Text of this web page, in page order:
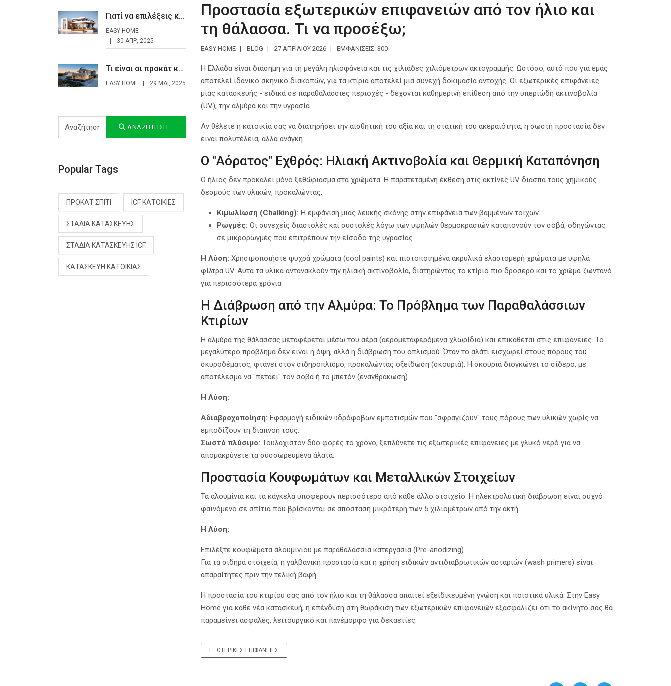
Προστασία εξωτερικών επιφανειών από τον ήλιο και
τη θάλασσα. Τι να προσέξω;
EASY HOME BLOG 27 ΑΠΡΙΛΊΟΥ 2026 ΕΜΦΑΝΊΣΕΙΣ: 300
Η Ελλάδα είναι διάσημη για τη μεγάλη ηλιοφάνεια και τις χιλιάδες χιλιόμετρων ακτογραμμής. Ωστόσο, αυτό που για εμάς
αποτελεί ιδανικό σκηνικό διακοπών, για τα κτίρια αποτελεί μια συνεχή δοκιμασία αντοχής. Οι εξωτερικές επιφάνειες
μιας κατασκευής - ειδικά σε παραθαλάσσιες περιοχές - δέχονται καθημερινή επίθεση από την υπεριώδη ακτινοβολία
(UV), την αλμύρα και την υγρασία.
Αν θέλετε η κατοικία σας να διατηρήσει την αισθητική του αξία και τη στατική του ακεραιότητα, η σωστή προστασία δεν
είναι πολυτέλεια, αλλά ανάγκη.
Ο "Αόρατος" Εχθρός: Ηλιακή Ακτινοβολία και Θερμική Καταπόνηση
Ο ήλιος δεν προκαλεί μόνο ξεθώριασμα στα χρώματα. Η παρατεταμένη έκθεση στις ακτίνες UV διασπά τους χημικούς
δεσμούς των υλικών, προκαλώντας:
Κιμωλίωση (Chalking): Η εμφάνιση μιας λευκής σκόνης στην επιφάνεια των βαμμένων τοίχων.
Ρωγμές: Οι συνεχείς διαστολές και συστολές λόγω των υψηλών θερμοκρασιών καταπονούν τον σοβά, οδηγώντας
σε μικρορωγμές που επιτρέπουν την είσοδο της υγρασίας.
Η Λύση: Χρησιμοποιήστε ψυχρά χρώματα (cool paints) και πιστοποιημένα ακρυλικά ελαστομερή χρώματα με υψηλά
φίλτρα UV. Αυτά τα υλικά αντανακλούν την ηλιακή ακτινοβολία, διατηρώντας το κτίριο πιο δροσερό και το χρώμα ζωντανό
για περισσότερα χρόνια.
Η Διάβρωση από την Αλμύρα: Το Πρόβλημα των Παραθαλάσσιων
Κτιρίων
Η αλμύρα της θάλασσας μεταφέρεται μέσω του αέρα (αερομεταφερόμενα χλωρίδια) και επικάθεται στις επιφάνειες. Το
μεγαλύτερο πρόβλημα δεν είναι η όψη, αλλά η διάβρωση του οπλισμού. Όταν το αλάτι εισχωρεί στους πόρους του
σκυροδέματος, φτάνει στον σιδηροπλισμό, προκαλώντας οξείδωση (σκουριά). Η σκουριά διογκώνει το σίδερο, με
αποτέλεσμα να "πετάει" τον σοβά ή το μπετόν (ενανθράκωση).
Η Λύση:
Αδιαβροχοποίηση: Εφαρμογή ειδικών υδρόφοβων εμποτισμών που "σφραγίζουν" τους πόρους των υλικών χωρίς να
εμποδίζουν τη διαπνοή τους.
Σωστό πλύσιμο: Τουλάχιστον δύο φορές το χρόνο, ξεπλύνετε τις εξωτερικές επιφάνειες με γλυκό νερό για να
απομακρύνετε τα συσσωρευμένα άλατα.
Προστασία Κουφωμάτων και Μεταλλικών Στοιχείων
Τα αλουμίνια και τα κάγκελα υποφέρουν περισσότερο από κάθε άλλο στοιχείο. Η ηλεκτρολυτική διάβρωση είναι συχνό
φαινόμενο σε σπίτια που βρίσκονται σε απόσταση μικρότερη των 5 χιλιομέτρων από την ακτή.
Η Λύση:
Επιλέξτε κουφώματα αλουμινίου με παραθαλάσσια κατεργασία (Pre-anodizing).
Για τα σιδηρά στοιχεία, η γαλβανική προστασία και η χρήση ειδικών αντιδιαβρωτικών ασταριών (wash primers) είναι
απαραίτητες πριν την τελική βαφή.
Η προστασία του κτιρίου σας από τον ήλιο και τη θάλασσα απαιτεί εξειδικευμένη γνώση και ποιοτικά υλικά. Στην Easy
Home για κάθε νέα κατασκευή, η επένδυση στη θωράκιση των εξωτερικών επιφανειών εξασφαλίζει ότι το ακίνητό σας θα
παραμείνει ασφαλές, λειτουργικό και πανέμορφο για δεκαετίες.
ΕΞΩΤΕΡΙΚΈΣ ΕΠΙΦΆΝΕΙΕΣ
Γιατί να επιλέξεις κατασκευή προκατ σπιτιού
EASY HOME
30 ΑΠΡ, 2025
Τι είναι οι προκάτ κατοικίες και γιατί κερδίζουν έδαφος στην Ελλάδα;
EASY HOME 29 ΜΆΙ, 2025
Αναζήτηση...
ΑΝΑΖΉΤΗΣΗ...
Popular Tags
ΠΡΟΚΆΤ ΣΠΊΤΙ ICF ΚΑΤΟΙΚΊΕΣ
ΣΤΆΔΙΑ ΚΑΤΑΣΚΕΥΉΣ
ΣΤΆΔΙΑ ΚΑΤΑΣΚΕΥΉΣ ICF
ΚΑΤΑΣΚΕΥΉ ΚΑΤΟΙΚΊΑΣ